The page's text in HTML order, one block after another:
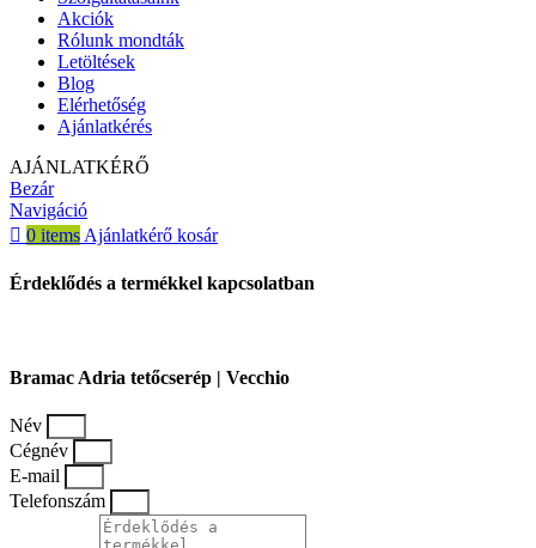
Akciók
Rólunk mondták
Letöltések
Blog
Elérhetőség
Ajánlatkérés
AJÁNLATKÉRŐ
Bezár
Navigáció
0 items Ajánlatkérő kosár
Érdeklődés a termékkel kapcsolatban
Bramac Adria tetőcserép | Vecchio
Név
Cégnév
E-mail
Telefonszám